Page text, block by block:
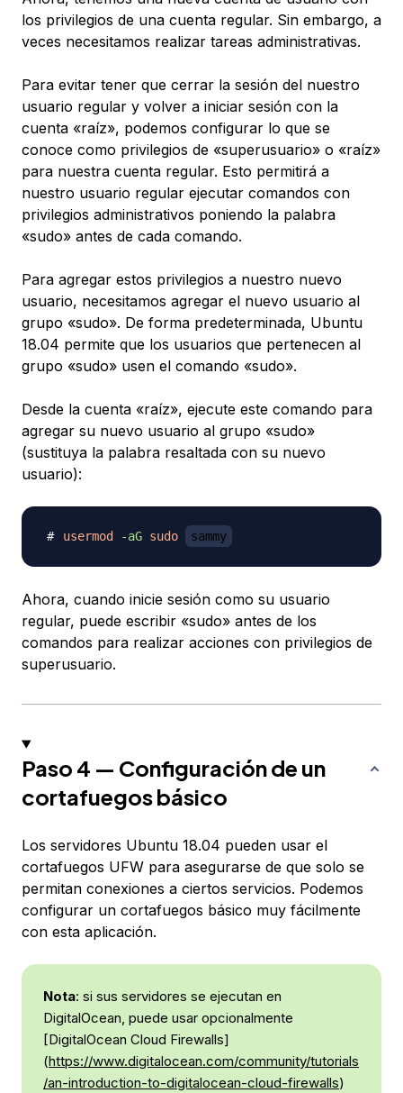
los privilegios de una cuenta regular. Sin embargo, a
veces necesitamos realizar tareas administrativas.
Para evitar tener que cerrar la sesión del nuestro
usuario regular y volver a iniciar sesión con la
cuenta «raíz», podemos configurar lo que se
conoce como privilegios de «superusuario» o «raíz»
para nuestra cuenta regular. Esto permitirá a
nuestro usuario regular ejecutar comandos con
privilegios administrativos poniendo la palabra
«sudo» antes de cada comando.
Para agregar estos privilegios a nuestro nuevo
usuario, necesitamos agregar el nuevo usuario al
grupo «sudo». De forma predeterminada, Ubuntu
18.04 permite que los usuarios que pertenecen al
grupo «sudo» usen el comando «sudo».
Desde la cuenta «raíz», ejecute este comando para
agregar su nuevo usuario al grupo «sudo»
(sustituya la palabra resaltada con su nuevo
usuario):
usermod -aG sudo sammy
Ahora, cuando inicie sesión como su usuario
regular, puede escribir «sudo» antes de los
comandos para realizar acciones con privilegios de
superusuario.
Paso 4 — Configuración de un
cortafuegos básico
Los servidores Ubuntu 18.04 pueden usar el
cortafuegos UFW para asegurarse de que solo se
permitan conexiones a ciertos servicios. Podemos
configurar un cortafuegos básico muy fácilmente
con esta aplicación.
Nota: si sus servidores se ejecutan en
DigitalOcean, puede usar opcionalmente
[DigitalOcean Cloud Firewalls]
(https://www.digitalocean.com/community/tutorials
/an-introduction-to-digitalocean-cloud-firewalls)